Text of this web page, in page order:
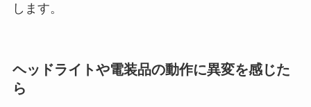
します。
ヘッドライトや電装品の動作に異変を感じた
ら